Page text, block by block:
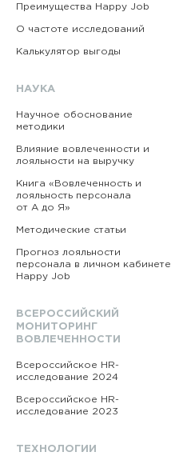
Преимущества Happy Job
О частоте исследований
Калькулятор выгоды
НАУКА
Научное обоснование
методики
Влияние вовлеченности и
лояльности на выручку
Книга «Вовлеченность и
лояльность персонала
от А до Я»
Методические статьи
Прогноз лояльности
персонала в личном кабинете
Happy Job
ВСЕРОССИЙСКИЙ
МОНИТОРИНГ
ВОВЛЕЧЕННОСТИ
Всероссийское HR-
исследование 2024
Всероссийское HR-
исследование 2023
ТЕХНОЛОГИИ